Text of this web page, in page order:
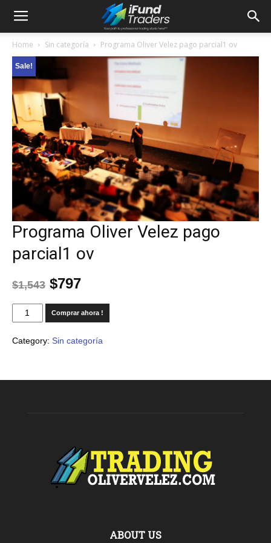
Home Sin categoría Programa Oliver Velez pago parcial1 ov
Sale!
Programa Oliver Velez pago
parcial1 ov
$1,543 $797
Comprar ahora !
Category: Sin categoría
ABOUT US